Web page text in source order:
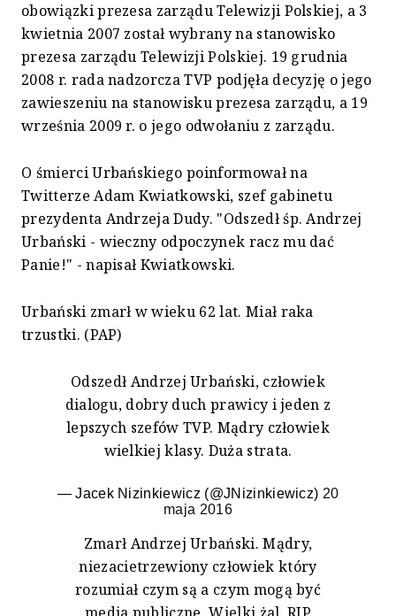
obowiązki prezesa zarządu Telewizji Polskiej, a 3
kwietnia 2007 został wybrany na stanowisko
prezesa zarządu Telewizji Polskiej. 19 grudnia
2008 r. rada nadzorcza TVP podjęła decyzję o jego
zawieszeniu na stanowisku prezesa zarządu, a 19
września 2009 r. o jego odwołaniu z zarządu.
O śmierci Urbańskiego poinformował na
Twitterze Adam Kwiatkowski, szef gabinetu
prezydenta Andrzeja Dudy. "Odszedł śp. Andrzej
Urbański - wieczny odpoczynek racz mu dać
Panie!" - napisał Kwiatkowski.
Urbański zmarł w wieku 62 lat. Miał raka
trzustki. (PAP)
Odszedł Andrzej Urbański, człowiek
dialogu, dobry duch prawicy i jeden z
lepszych szefów TVP. Mądry człowiek
wielkiej klasy. Duża strata.
— Jacek Nizinkiewicz (@JNizinkiewicz) 20
maja 2016
Zmarł Andrzej Urbański. Mądry,
niezacietrzewiony człowiek który
rozumiał czym są a czym mogą być